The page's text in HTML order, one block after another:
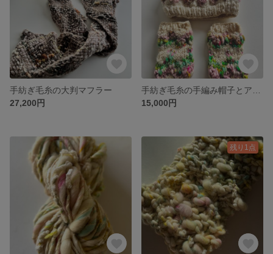
手紡ぎ毛糸の大判マフラー
27,200円
15,000円
残り1点